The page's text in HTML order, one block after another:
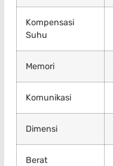
Kompensasi
Suhu
Memori
Komunikasi
Dimensi
Berat